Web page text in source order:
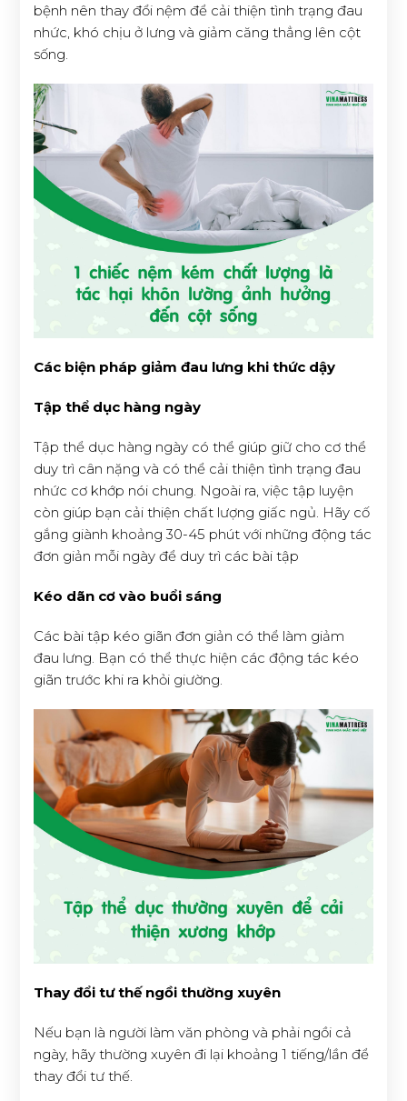
bệnh nên thay đổi nệm để cải thiện tình trạng đau
nhức, khó chịu ở lưng và giảm căng thẳng lên cột
sống.
Các biện pháp giảm đau lưng khi thức dậy
Tập thể dục hàng ngày
Tập thể dục hàng ngày có thể giúp giữ cho cơ thể
duy trì cân nặng và có thể cải thiện tình trạng đau
nhức cơ khớp nói chung. Ngoài ra, việc tập luyện
còn giúp bạn cải thiện chất lượng giấc ngủ. Hãy cố
gắng giành khoảng 30-45 phút với những động tác
đơn giản mỗi ngày để duy trì các bài tập
Kéo dãn cơ vào buổi sáng
Các bài tập kéo giãn đơn giản có thể làm giảm
đau lưng. Bạn có thể thực hiện các động tác kéo
giãn trước khi ra khỏi giường.
Thay đổi tư thế ngồi thường xuyên
Nếu bạn là người làm văn phòng và phải ngồi cả
ngày, hãy thường xuyên đi lại khoảng 1 tiếng/lần để
thay đổi tư thế.